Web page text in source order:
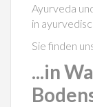
Ayurveda
in
Sie finden
...in